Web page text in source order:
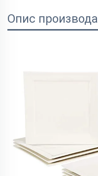
Опис производа